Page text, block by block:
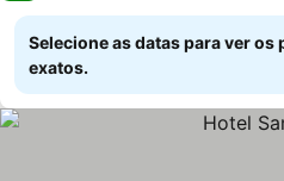
Selecione as datas para ver os
exatos.